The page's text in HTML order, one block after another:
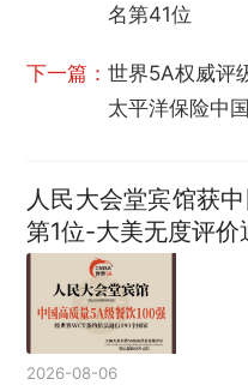
名第41位
下一篇：世界5A权威评
太平洋保险中
人民大会堂宾馆获
第1位-大美无度评价
2026-08-06